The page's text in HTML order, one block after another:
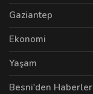
Gaziantep
Ekonomi
Yaşam
Besni'den Haberler